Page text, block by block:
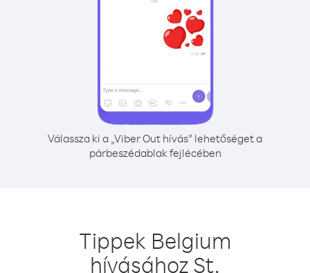
Válassza ki a „Viber Out hívás” lehetőséget a
párbeszédablak fejlécében
Tippek Belgium
hívásához St.